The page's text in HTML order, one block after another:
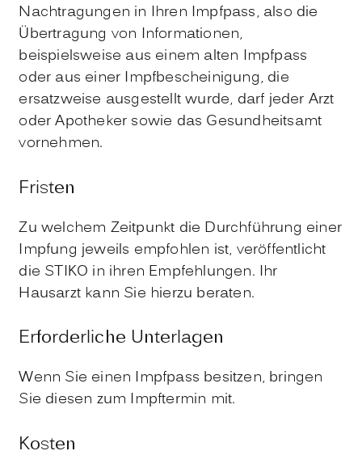
Nachtragungen in Ihren Impfpass, also die
Übertragung von Informationen,
beispielsweise aus einem alten Impfpass
oder aus einer Impfbescheinigung, die
ersatzweise ausgestellt wurde, darf jeder Arzt
oder Apotheker sowie das Gesundheitsamt
vornehmen.
Fristen
Zu welchem Zeitpunkt die Durchführung einer
Impfung jeweils empfohlen ist, veröffentlicht
die STIKO in ihren Empfehlungen. Ihr
Hausarzt kann Sie hierzu beraten.
Erforderliche Unterlagen
Wenn Sie einen Impfpass besitzen, bringen
Sie diesen zum Impftermin mit.
Kosten